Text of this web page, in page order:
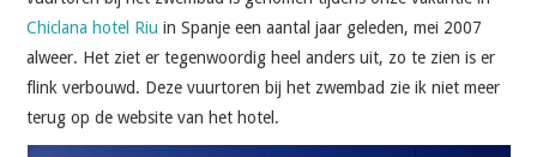
Chiclana hotel Riu in Spanje een aantal jaar geleden, mei 2007
alweer. Het ziet er tegenwoordig heel anders uit, zo te zien is er
flink verbouwd. Deze vuurtoren bij het zwembad zie ik niet meer
terug op de website van het hotel.